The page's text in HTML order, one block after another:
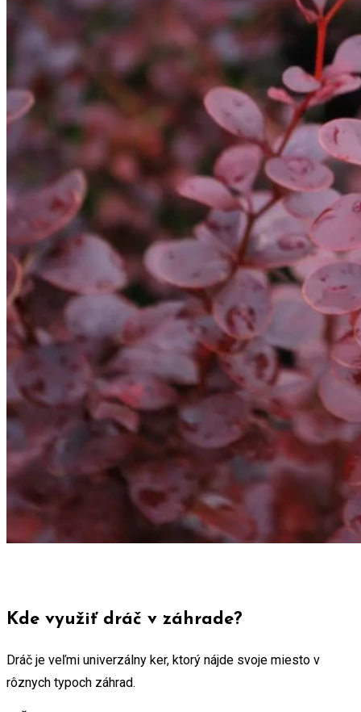
Kde využiť dráč v záhrade?
Dráč je veľmi univerzálny ker, ktorý nájde svoje miesto v
rôznych typoch záhrad.